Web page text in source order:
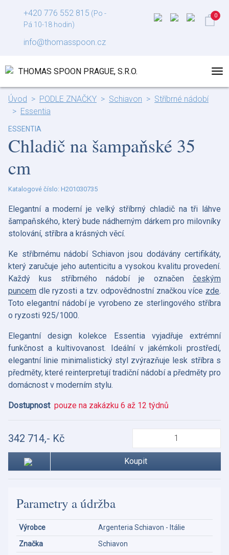
+420 776 552 815 (Po -
Pá 10-18 hodin)
info@thomasspoon.cz
Úvod PODLE ZNAČKY Schiavon
Stříbrné nádobí
Essentia
ESSENTIA
Chladič na šampaňské 35
cm
Katalogové číslo: H201030735
Elegantní a moderní je velký stříbrný chladič na tři láhve
šampaňského, který bude nádherným dárkem pro milovníky
stolování, stříbra a krásných věcí.
Ke stříbrnému nádobí Schiavon jsou dodávány certifikáty,
který zaručuje jeho autenticitu a vysokou kvalitu provedení.
Každý kus stříbrného nádobí je označen českým
puncem dle ryzosti a tzv. odpovědnostní značkou více zde.
Toto elegantní nádobí je vyrobeno ze sterlingového stříbra
o ryzosti 925/1000.
Elegantní design kolekce Essentia
vyjadřuje extrémní
funkčnost a kultivovanost.
Ideální v jakémkoli prostředí,
elegantní linie minimalistický styl zvýrazňuje lesk stříbra s
předměty, které reinterpretují tradiční nádobí a předměty pro
domácnost v moderním stylu.
Dostupnost pouze na zakázku 6 až 12 týdnů
342 714,- Kč
Koupit
Parametry a údržba
Výrobce
Argenteria Schiavon - Itálie
Značka
Schiavon